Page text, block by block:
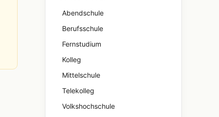
Abendschule
Berufsschule
Fernstudium
Kolleg
Mittelschule
Telekolleg
Volkshochschule